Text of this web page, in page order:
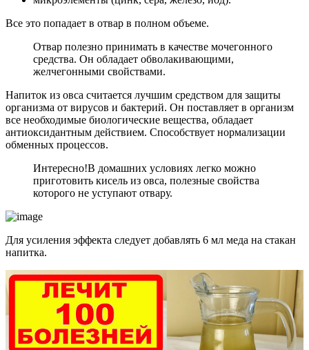
Все это попадает в отвар в полном объеме.
Отвар полезно принимать в качестве мочегонного
средства. Он обладает обволакивающими,
желчегонными свойствами.
Напиток из овса считается лучшим средством для защиты
организма от вирусов и бактерий. Он поставляет в организм
все необходимые биологические вещества, обладает
антиоксидантным действием. Способствует нормализации
обменных процессов.
Интересно!В домашних условиях легко можно
приготовить кисель из овса, полезные свойства
которого не уступают отвару.
Для усиления эффекта следует добавлять 6 мл меда на стакан
напитка.